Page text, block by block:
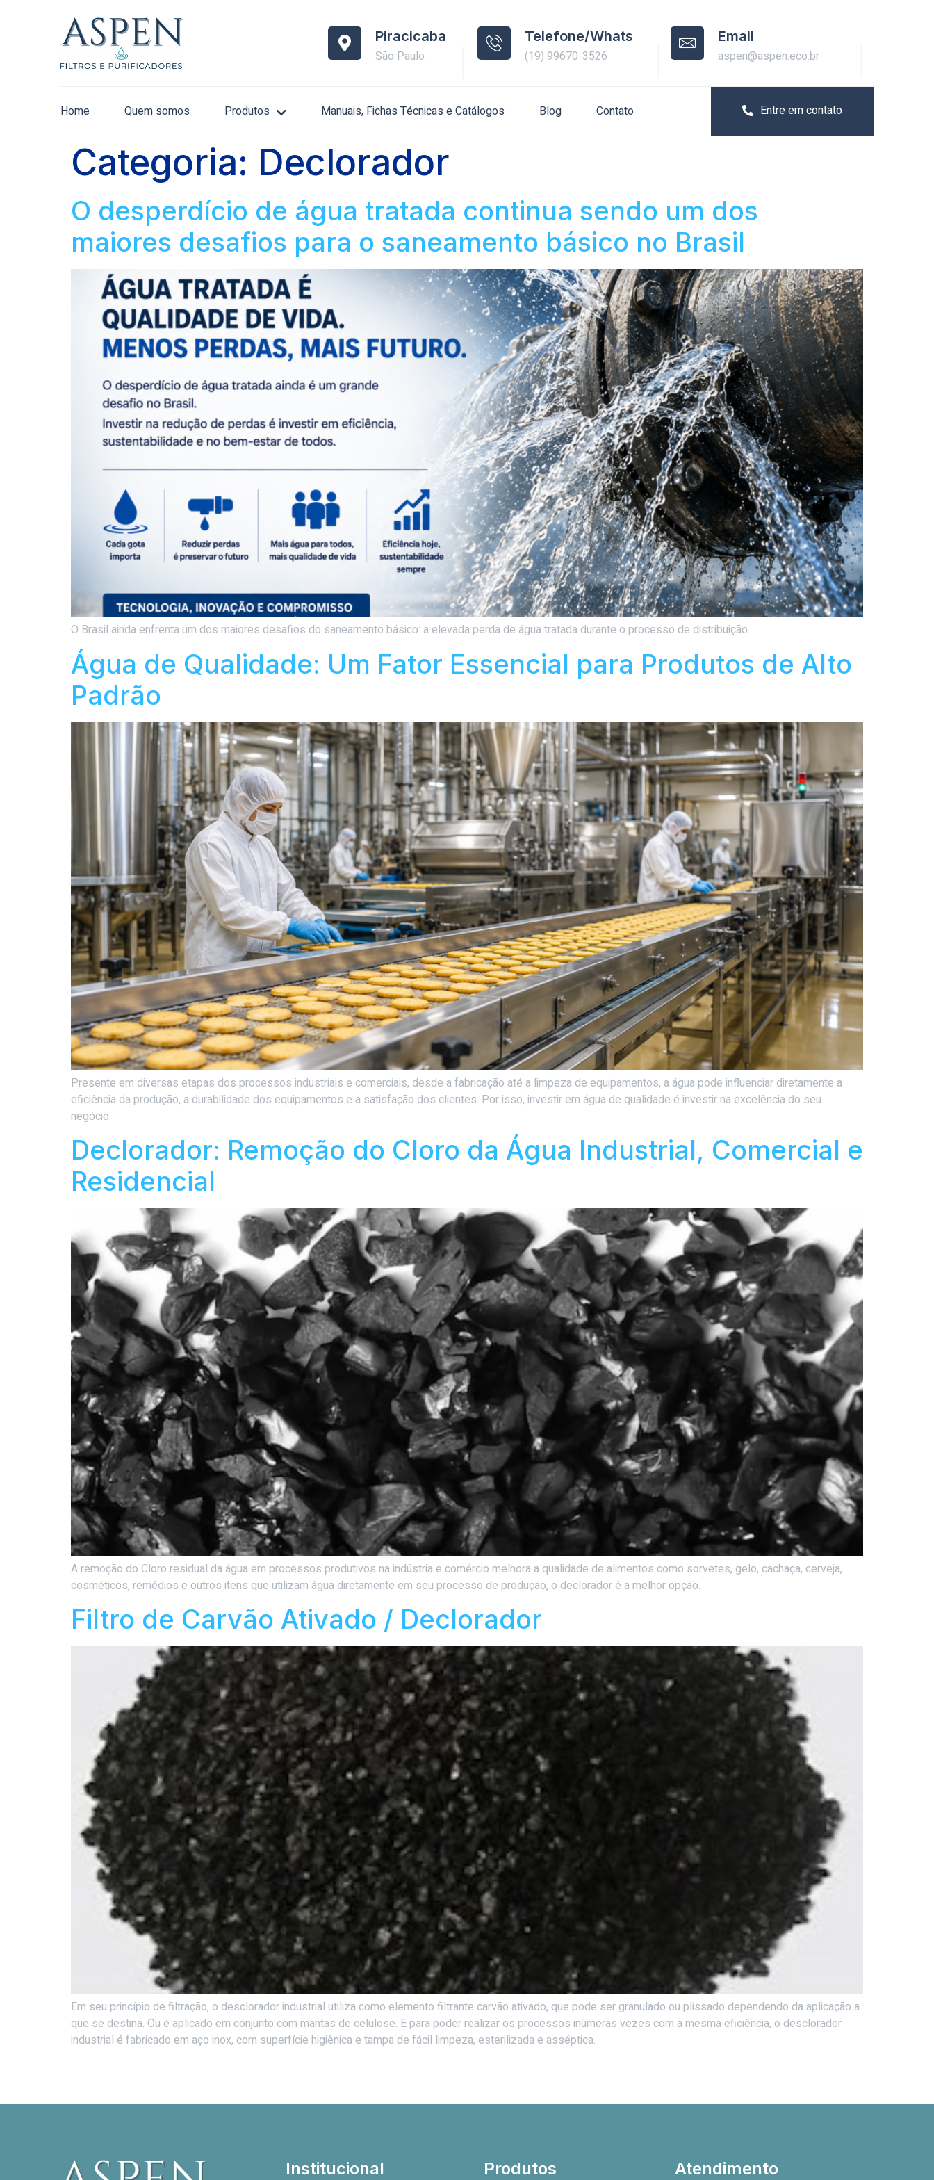
Piracicaba
São Paulo
Telefone/Whats
(19) 99670-3526
Email
aspen@aspen.eco.br
Home Quem somos Produtos Manuais, Fichas Técnicas e Catálogos Blog Contato Entre em contato
Categoria: Declorador
O desperdício de água tratada continua sendo um dos
maiores desafios para o saneamento básico no Brasil
O Brasil ainda enfrenta um dos maiores desafios do saneamento básico: a elevada perda de água tratada durante o processo de distribuição.
Água de Qualidade: Um Fator Essencial para Produtos de Alto
Padrão
Presente em diversas etapas dos processos industriais e comerciais, desde a fabricação até a limpeza de equipamentos, a água pode influenciar diretamente a
eficiência da produção, a durabilidade dos equipamentos e a satisfação dos clientes. Por isso, investir em água de qualidade é investir na excelência do seu
negócio.
Declorador: Remoção do Cloro da Água Industrial, Comercial e
Residencial
A remoção do Cloro residual da água em processos produtivos na indústria e comércio melhora a qualidade de alimentos como sorvetes, gelo, cachaça, cerveja,
cosméticos, remédios e outros itens que utilizam água diretamente em seu processo de produção, o declorador é a melhor opção.
Filtro de Carvão Ativado / Declorador
Em seu princípio de filtração, o desclorador industrial utiliza como elemento filtrante carvão ativado, que pode ser granulado ou plissado dependendo da aplicação a
que se destina. Ou é aplicado em conjunto com mantas de celulose. E para poder realizar os processos inúmeras vezes com a mesma eficiência, o desclorador
industrial é fabricado em aço inox, com superfície higiênica e tampa de fácil limpeza, esterilizada e asséptica.
Institucional Produtos Atendimento